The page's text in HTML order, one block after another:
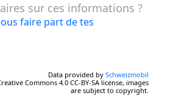
sur ces informations ?
faire part de tes
Data provided by Schweizmobil
Commons 4.0 CC-BY-SA license, images
are subject to copyright.